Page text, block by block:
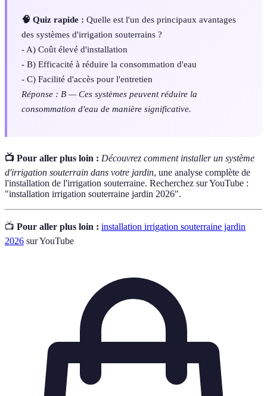
🧠 Quiz rapide : Quelle est l'un des principaux avantages
des systèmes d'irrigation souterrains ?
- A) Coût élevé d'installation
- B) Efficacité à réduire la consommation d'eau
- C) Facilité d'accès pour l'entretien
Réponse : B — Ces systèmes peuvent réduire la
consommation d'eau de manière significative.
📺 Pour aller plus loin : Découvrez comment installer un système
d'irrigation souterrain dans votre jardin, une analyse complète de
l'installation de l'irrigation souterraine. Recherchez sur YouTube :
"installation irrigation souterraine jardin 2026".
📺 Pour aller plus loin : installation irrigation souterraine jardin
2026 sur YouTube